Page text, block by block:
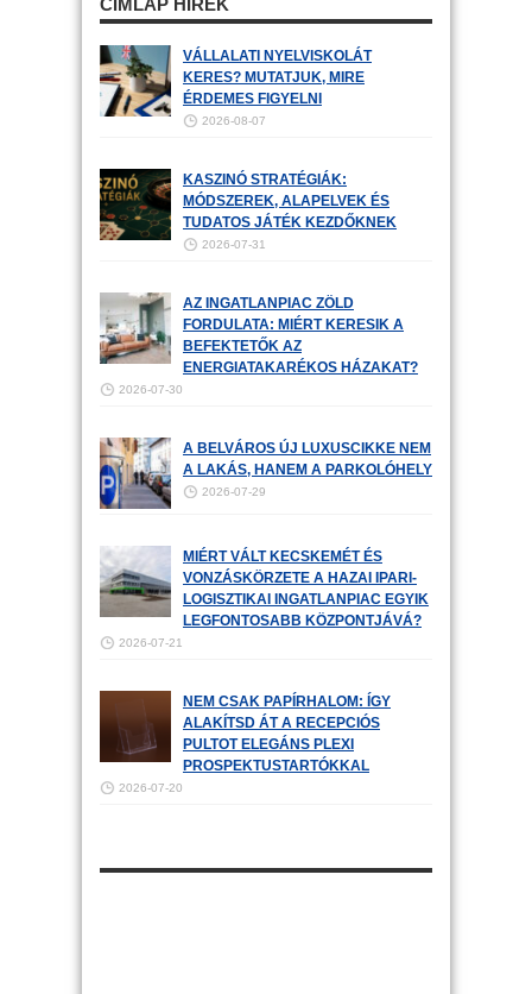
CÍMLAP HÍREK
VÁLLALATI NYELVISKOLÁT
KERES? MUTATJUK, MIRE
ÉRDEMES FIGYELNI
2026-08-07
KASZINÓ STRATÉGIÁK:
MÓDSZEREK, ALAPELVEK ÉS
TUDATOS JÁTÉK KEZDŐKNEK
2026-07-31
AZ INGATLANPIAC ZÖLD
FORDULATA: MIÉRT KERESIK A
BEFEKTETŐK AZ
ENERGIATAKARÉKOS HÁZAKAT?
2026-07-30
A BELVÁROS ÚJ LUXUSCIKKE NEM
A LAKÁS, HANEM A PARKOLÓHELY
2026-07-29
MIÉRT VÁLT KECSKEMÉT ÉS
VONZÁSKÖRZETE A HAZAI IPARI-
LOGISZTIKAI INGATLANPIAC EGYIK
LEGFONTOSABB KÖZPONTJÁVÁ?
2026-07-21
NEM CSAK PAPÍRHALOM: ÍGY
ALAKÍTSD ÁT A RECEPCIÓS
PULTOT ELEGÁNS PLEXI
PROSPEKTUSTARTÓKKAL
2026-07-20